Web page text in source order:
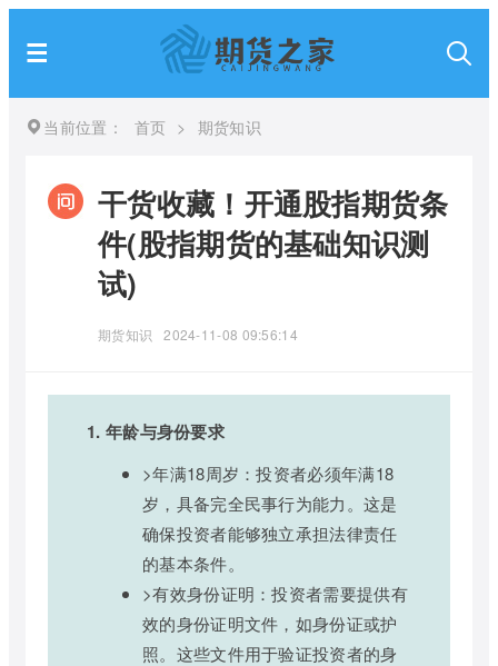
当前位置： 首页 > 期货知识
干货收藏！开通股指期货条
件(股指期货的基础知识测
试)
期货知识 2024-11-08 09:56:14
1. 年龄与身份要求
>年满18周岁：投资者必须年满18
岁，具备完全民事行为能力。这是
确保投资者能够独立承担法律责任
的基本条件。
>有效身份证明：投资者需要提供有
效的身份证明文件，如身份证或护
照。这些文件用于验证投资者的身